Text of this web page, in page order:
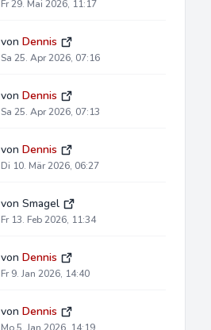
Fr 29. Mai 2026, 11:17
von Dennis
Sa 25. Apr 2026, 07:16
von Dennis
Sa 25. Apr 2026, 07:13
von Dennis
Di 10. Mär 2026, 06:27
von Smagel
Fr 13. Feb 2026, 11:34
von Dennis
Fr 9. Jan 2026, 14:40
von Dennis